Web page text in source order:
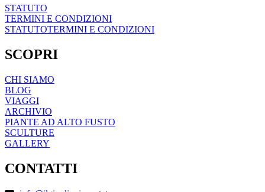
STATUTO
TERMINI E CONDIZIONI
STATUTOTERMINI E CONDIZIONI
SCOPRI
CHI SIAMO
BLOG
VIAGGI
ARCHIVIO
PIANTE AD ALTO FUSTO
SCULTURE
GALLERY
CONTATTI